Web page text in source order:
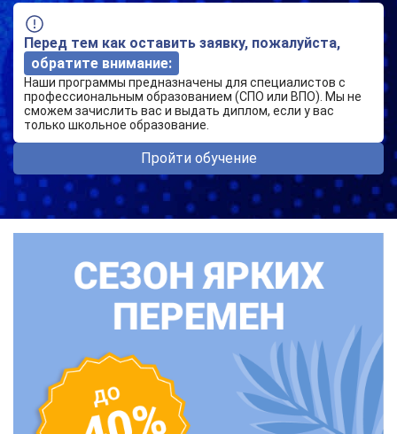
Перед тем как оставить заявку, пожалуйста,
обратите внимание:
Наши программы предназначены для специалистов с
профессиональным образованием (СПО или ВПО). Мы не
сможем зачислить вас и выдать диплом, если у вас
только школьное образование.
Пройти обучение